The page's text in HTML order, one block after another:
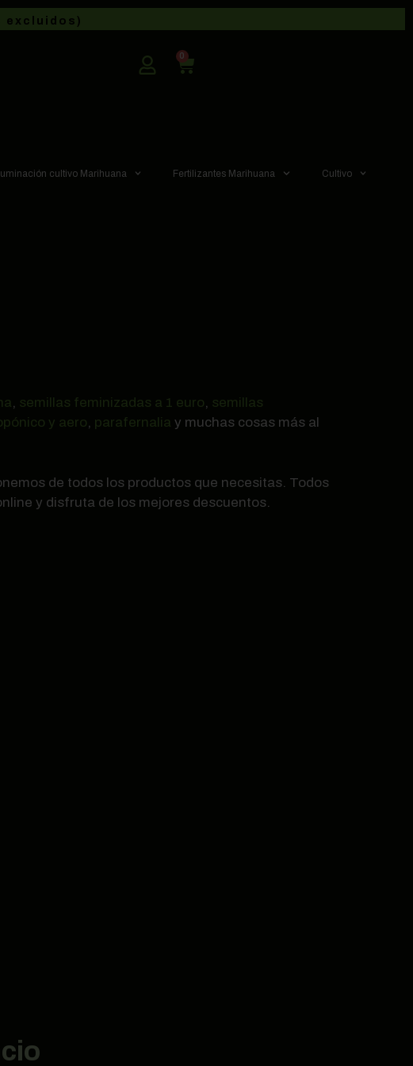
excluidos)
0
cultivo Marihuana Fertilizantes Marihuana Cultivo
, semillas feminizadas a 1 euro, semillas
y aero, parafernalia y muchas cosas más al
de todos los productos que necesitas. Todos
y disfruta de los mejores descuentos.